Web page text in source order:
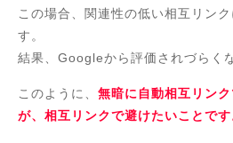
この場合、関連性の低い相互リン
す。
結果、Googleから評価されづらく
このように、 無暗に自動相互リン
が、相互リンクで避けたいことです